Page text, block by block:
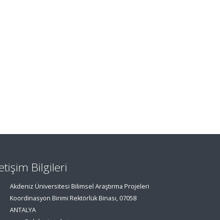
Bilgileri
Akdeniz Üniversitesi Bilimsel Araştırma Projeleri
Koordinasyon Birimi Rektörlük Binası, 07058
ANTALYA